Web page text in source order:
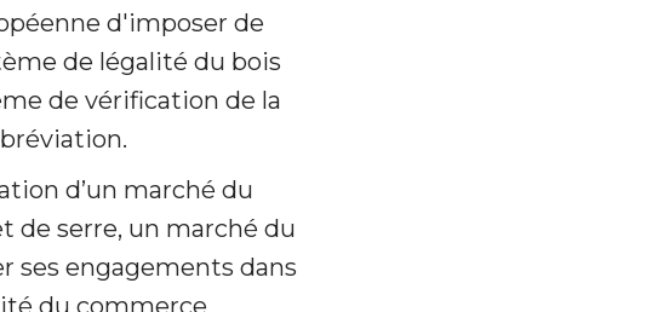
d'imposer de
de légalité du bois
de vérification de la
d’un marché du
de serre, un marché du
ses engagements dans
du commerce